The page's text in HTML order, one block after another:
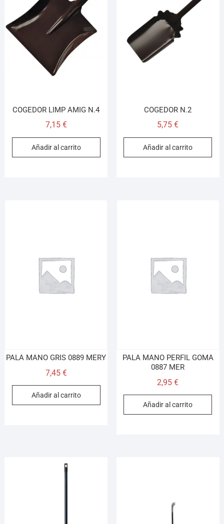
COGEDOR LIMP AMIG N.4
7,15 €
Añadir al carrito
COGEDOR N.2
5,75€
Añadir al carrito
PALA MANO GRIS 0889 MERY
7,45 €
Añadir al carrito
PALA MANO PERFIL GOMA
0887 MER
2,95€
Añadir al carrito